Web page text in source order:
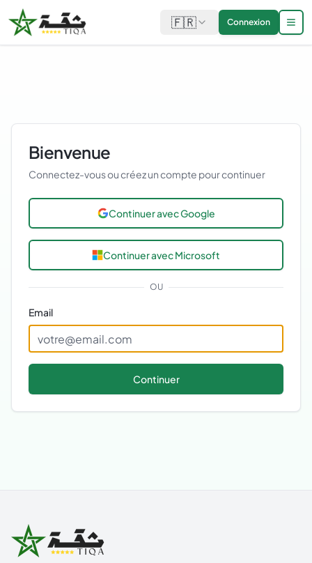
🇫🇷 Connexion
Bienvenue
Connectez-vous ou créez un compte pour continuer
Continuer avec Google
Continuer avec Microsoft
OU
Email
Continuer